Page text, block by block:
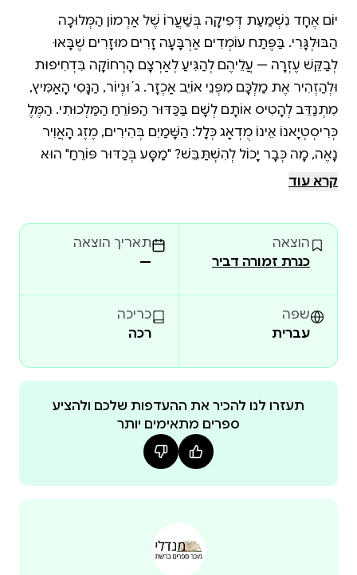
יוֹם אֶחָד נִשְׁמַעַת דְּפִיקָה בְּשַׁעֲרוֹ שֶׁל אַרְמוֹן הַמְּלוּכָה
הַבּוּלְגָּרִי. בַּפֶּתַח עוֹמְדִים אַרְבָּעָה זָרִים מוּזָרִים שֶׁבָּאוּ
לְבַקֵּשׁ עֶזְרָה — עֲלֵיהֶם לְהַגִּיעַ לְאַרְצָם הָרְחוֹקָה בִּדְחִיפוּת
וּלְהַזְהִיר אֶת מַלְכָּם מִפְּנֵי אוֹיֵב אַכְזָר. ג´וּנְיוֹר, הַנָּסִיךְ הָאַמִּיץ,
מִתְנַדֵּב לְהָטִיס אוֹתָם לְשָׁם בַּכַּדּוּר הַפּוֹרֵחַ הַמַּלְכוּתִי. הַמֶּלֶךְ
כְּרִיסְטְיָאנוֹ אֵינוֹ מֻדְאָג כְּלָל: הַשָּׁמַיִם בְּהִירִים, מֶזֶג הָאֲוִיר
נָאֶה, מָה כְּבָר יָכוֹל לְהִשְׁתַּבֵּשׁ? "מַסָּע בְּכַדּוּר פּוֹרֵחַ" הוּא
הַסֵּפֶר הַשְּׁלִישִׁי בְּסִדְרַת הַסִּפּוּר הַמֻּשְׁלָם. הַסִּדְרָה
בָּהּ נִבְחַר לְמִצְעַד הַסְּפָרִים שֶׁל מִשְׂרַד הַחִנּוּךְ. אֶלְדָּד אִילָנִי
הוּא סוֹפֵר וְאִישׁ הַיְטֶק. סִדְרַת "הַסִּפּוּר הַמֻּשְׁלָם" מְבֻסֶּסֶת
עַל סִפּוּרֵי הַרְפַּתְקָאוֹת שֶׁסִּפֵּר לִבְנוֹ. יָנִיב שִׁמְעוֹנִי הוּא מְאַיֵּר
קרא עוד
הוצאה
כנרת זמורה דביר
תאריך הוצאה
—
שפה
עברית
כריכה
רכה
תעזרו לנו להכיר את ההעדפות שלכם ולהציע
ספרים מתאימים יותר